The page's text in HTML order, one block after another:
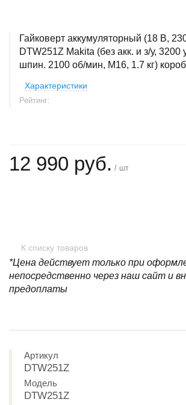
Гайковерт аккумуляторный (18 В,
DTW251Z Makita (без акк. и з/у,
шпин. 2100 об/мин, М16, 1.7 кг)
Характеристики
Рейтинг:
12 990 руб. / шт
К списку товаров
*Цена действует только при
непосредственно через наш сайт и
предоплаты
Артикул
DTW251Z
Модель
DTW251Z